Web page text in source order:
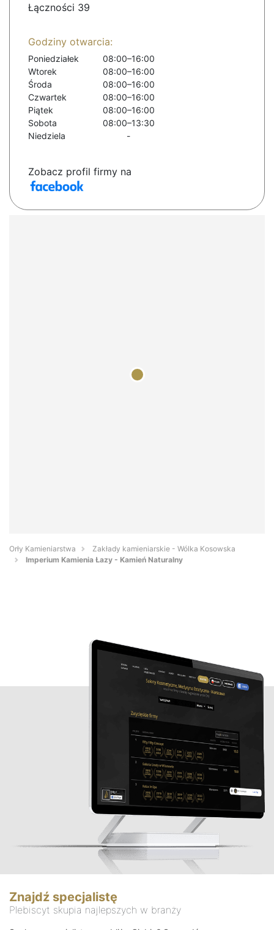
Łączności 39
Godziny otwarcia:
Poniedziałek
08:00–16:00
Wtorek
08:00–16:00
Środa
08:00–16:00
Czwartek
08:00–16:00
Piątek
08:00–16:00
Sobota
08:00–13:30
Niedziela
-
Zobacz profil firmy na
Orły Kamieniarstwa
Zakłady kamieniarskie - Wólka Kosowska
Imperium Kamienia Łazy - Kamień Naturalny
Znajdź specjalistę
Plebiscyt skupia najlepszych w branży